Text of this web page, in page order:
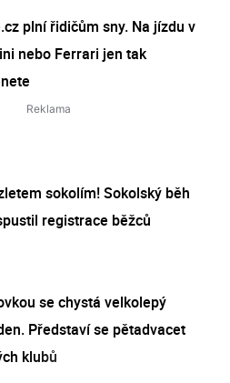
plní řidičům sny. Na jízdu v
nebo Ferrari jen tak
sokolím! Sokolský běh
registrace běžců
se chystá velkolepý
Představí se pětadvacet
klubů